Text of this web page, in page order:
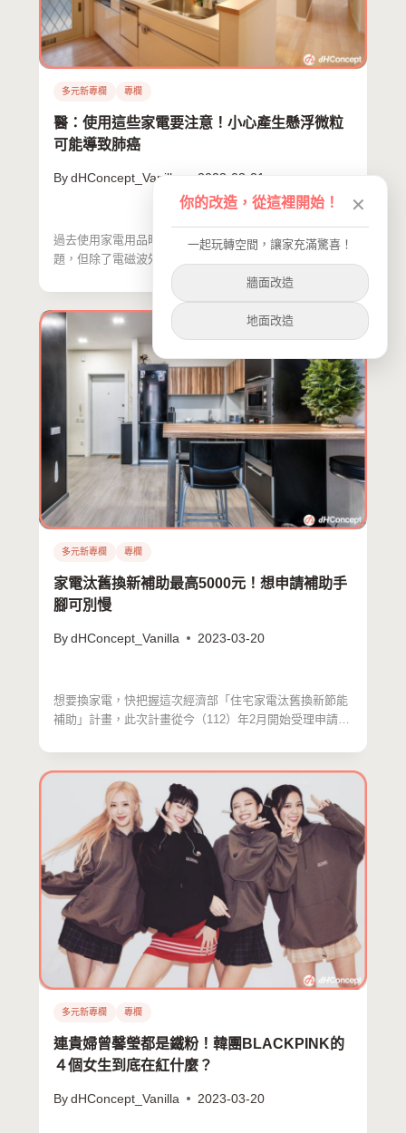
多元新專欄 專欄
醫：使用這些家電要注意！小心產生懸浮微粒
可能導致肺癌
By dHConcept_Vanilla 2023-03-21
過去使用家電用品時，一般人可能會想到都是電磁波的問
題，但除了電磁波外，家中如果有使用這些產品時，也要
多元新專欄 專欄
家電汰舊換新補助最高5000元！想申請補助手
腳可別慢
By dHConcept_Vanilla 2023-03-20
想要換家電，快把握這次經濟部「住宅家電汰舊換新節能
補助」計畫，此次計畫從今（112）年2月開始受理申請，
多元新專欄 專欄
連貴婦曾馨瑩都是鐵粉！韓團BLACKPINK的
４個女生到底在紅什麼？
By dHConcept_Vanilla 2023-03-20
你的改造，從這裡開始！ ✕
一起玩轉空間，讓家充滿驚喜！
牆面改造
地面改造